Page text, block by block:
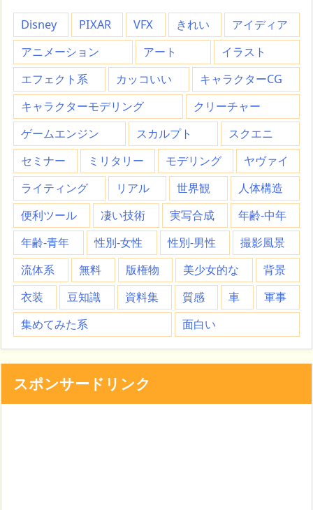
Disney PIXAR VFX きれい
アイディア
アニメーション
アート
イラスト
エフェクト系
カッコいい
キャラクターCG
キャラクターモデリング
クリーチャー
ゲームエンジン
スカルプト
スクエニ
セミナー
ミリタリー モデリング
ヤヴァイ
ライティング
リアル 世界観
人体構造
便利ツール
凄い技術 実写合成
年齢-中年
年齢-青年
性別-女性 性別-男性
撮影風景
流体系
無料 版権物 美少女的な
背景
衣装
豆知識 資料集 質感 車
軍事
集めてみた系
面白い
スポンサードリンク